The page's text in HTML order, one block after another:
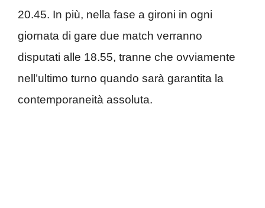
20.45. In più, nella fase a gironi in ogni
giornata di gare due match verranno
disputati alle 18.55, tranne che ovviamente
nell’ultimo turno quando sarà garantita la
contemporaneità assoluta.